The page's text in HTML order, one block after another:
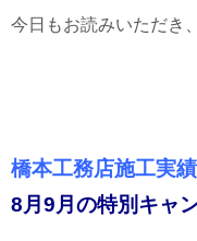
今日もお読みいただき
橋本工務店施工実
8月9月の特別キャ